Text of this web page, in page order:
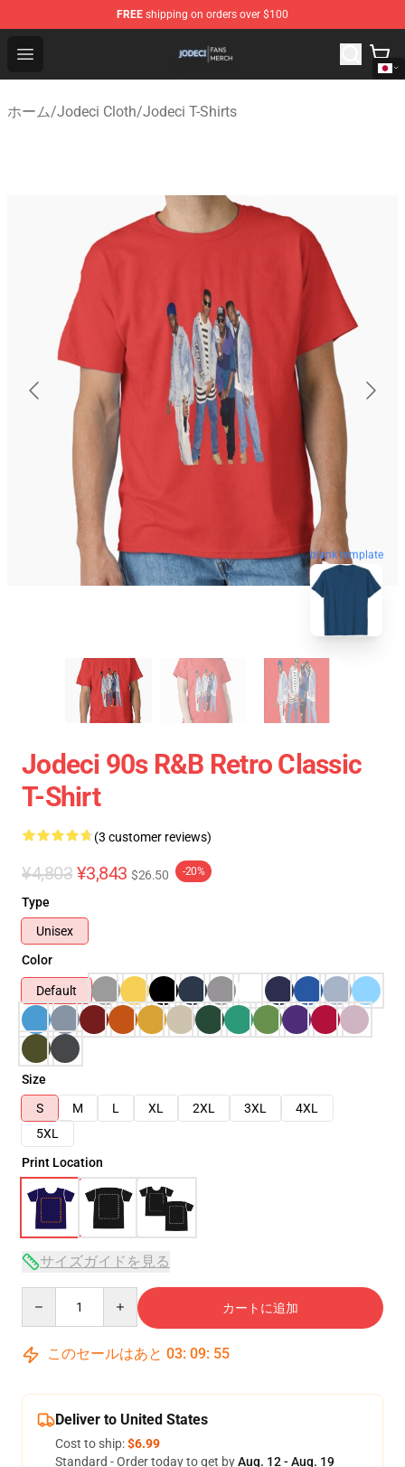
FREE shipping on orders over $100
Open menu
Jodeci Shop - Official Jodeci Merchandise Store
ホーム/Jodeci Cloth/Jodeci T-Shirts
blank template
Jodeci 90s R&B Retro Classic
T-Shirt
(3 customer reviews)
¥4,803 ¥3,843 $26.50 -20%
Type
Unisex
Color
Default
Size
S
M L XL 2XL 3XL
4XL
5XL
Print Location
サイズガイドを見る
カートに追加
このセールはあと 03: 09: 54
Deliver to United States
Cost to ship:$6.99
Standard - Order today to get byAug. 12 - Aug. 19